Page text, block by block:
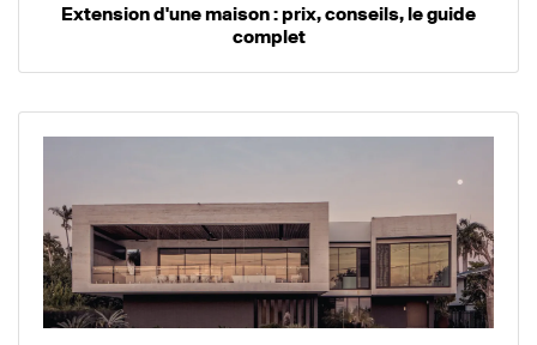
Extension d'une maison : prix, conseils, le guide
complet